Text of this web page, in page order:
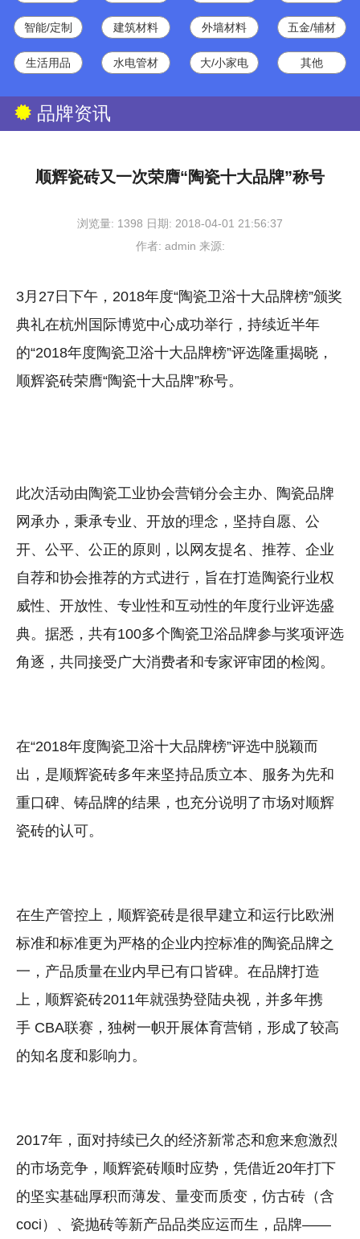
智能/定制 建筑材料 外墙材料 五金/辅材
生活用品 水电管材 大/小家电 其他
品牌资讯
顺辉瓷砖又一次荣膺“陶瓷十大品牌”称号
浏览量: 1398 日期: 2018-04-01 21:56:37
作者: admin 来源:
3月27日下午，2018年度“陶瓷卫浴十大品牌榜”颁奖
典礼在杭州国际博览中心成功举行，持续近半年
的“2018年度陶瓷卫浴十大品牌榜”评选隆重揭晓，
顺辉瓷砖荣膺“陶瓷十大品牌”称号。
此次活动由陶瓷工业协会营销分会主办、陶瓷品牌
网承办，秉承专业、开放的理念，坚持自愿、公
开、公平、公正的原则，以网友提名、推荐、企业
自荐和协会推荐的方式进行，旨在打造陶瓷行业权
威性、开放性、专业性和互动性的年度行业评选盛
典。据悉，共有100多个陶瓷卫浴品牌参与奖项评选
角逐，共同接受广大消费者和专家评审团的检阅。
在“2018年度陶瓷卫浴十大品牌榜”评选中脱颖而
出，是顺辉瓷砖多年来坚持品质立本、服务为先和
重口碑、铸品牌的结果，也充分说明了市场对顺辉
瓷砖的认可。
在生产管控上，顺辉瓷砖是很早建立和运行比欧洲
标准和标准更为严格的企业内控标准的陶瓷品牌之
一，产品质量在业内早已有口皆碑。在品牌打造
上，顺辉瓷砖2011年就强势登陆央视，并多年携
手 CBA联赛，独树一帜开展体育营销，形成了较高
的知名度和影响力。
2017年，面对持续已久的经济新常态和愈来愈激烈
的市场竞争，顺辉瓷砖顺时应势，凭借近20年打下
的坚实基础厚积而薄发、量变而质变，仿古砖（含
coci）、瓷抛砖等新产品品类应运而生，品牌——